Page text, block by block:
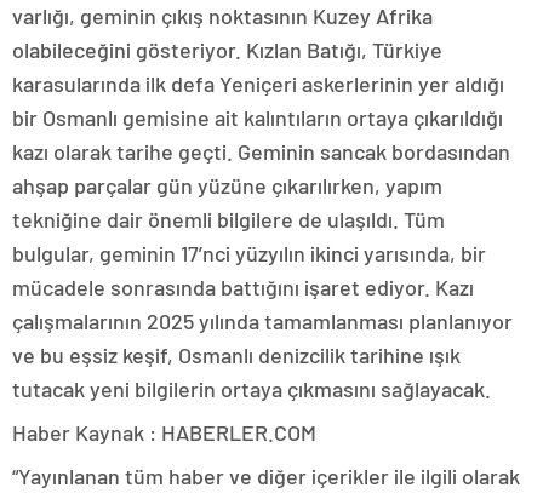
varlığı, geminin çıkış noktasının Kuzey Afrika
olabileceğini gösteriyor. Kızlan Batığı, Türkiye
karasularında ilk defa Yeniçeri askerlerinin yer aldığı
bir Osmanlı gemisine ait kalıntıların ortaya çıkarıldığı
kazı olarak tarihe geçti. Geminin sancak bordasından
ahşap parçalar gün yüzüne çıkarılırken, yapım
tekniğine dair önemli bilgilere de ulaşıldı. Tüm
bulgular, geminin 17’nci yüzyılın ikinci yarısında, bir
mücadele sonrasında battığını işaret ediyor. Kazı
çalışmalarının 2025 yılında tamamlanması planlanıyor
ve bu eşsiz keşif, Osmanlı denizcilik tarihine ışık
tutacak yeni bilgilerin ortaya çıkmasını sağlayacak.
Haber Kaynak : HABERLER.COM
“Yayınlanan tüm haber ve diğer içerikler ile ilgili olarak